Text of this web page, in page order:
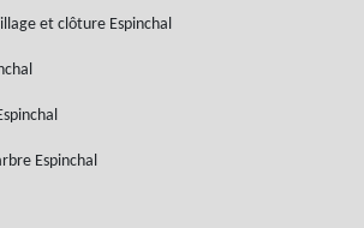
et clôture Espinchal
Espinchal